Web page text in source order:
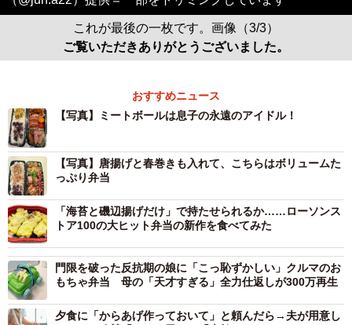
これが最後の一枚です。画像（3/3）
ご覧いただきありがとうございました。
おすすめニュース
【写真】ミートボールは息子の永遠のアイドル！
【写真】唐揚げと春巻きも入れて、こちらはボリュームた
っぷり弁当
「海苔と磯辺揚げだけ」で持たせられるか……ローソンス
トア100の大ヒット弁当の新作を食べてみた
門限を破った反抗期の娘に「こっ恥ずかしい」クルマのお
もちゃ弁当 母の「天才すぎる」全力仕返しが300万再生
夕食に「からあげ作っておいて」と頼んだら→夫が用意し